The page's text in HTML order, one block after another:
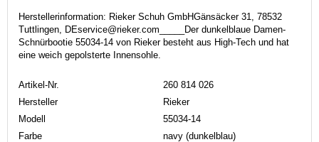
Herstellerinformation: Rieker Schuh GmbHGänsäcker 31, 78532
Tuttlingen, DEservice@rieker.com_____Der dunkelblaue Damen-
Schnürbootie 55034-14 von Rieker besteht aus High-Tech und hat
eine weich gepolsterte Innensohle.
Artikel-Nr.
260 814 026
Hersteller
Rieker
Modell
55034-14
Farbe
navy (dunkelblau)